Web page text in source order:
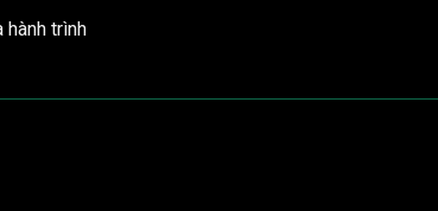
hành trình